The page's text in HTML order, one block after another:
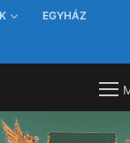
EGYHÁZ